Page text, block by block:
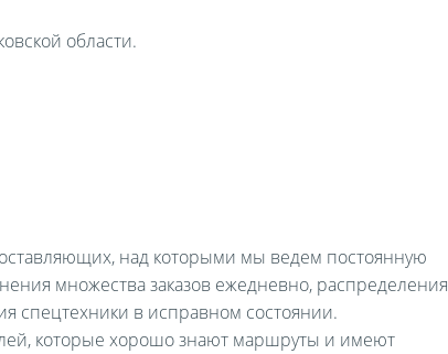
области.
над которыми мы ведем постоянную
множества заказов ежедневно, распределения
спецтехники в исправном состоянии.
которые хорошо знают маршруты и имеют